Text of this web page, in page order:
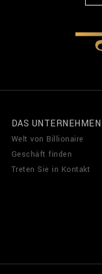
DAS UNTERNEHMEN
Welt von Billionaire
Geschäft finden
Treten Sie in Kontakt